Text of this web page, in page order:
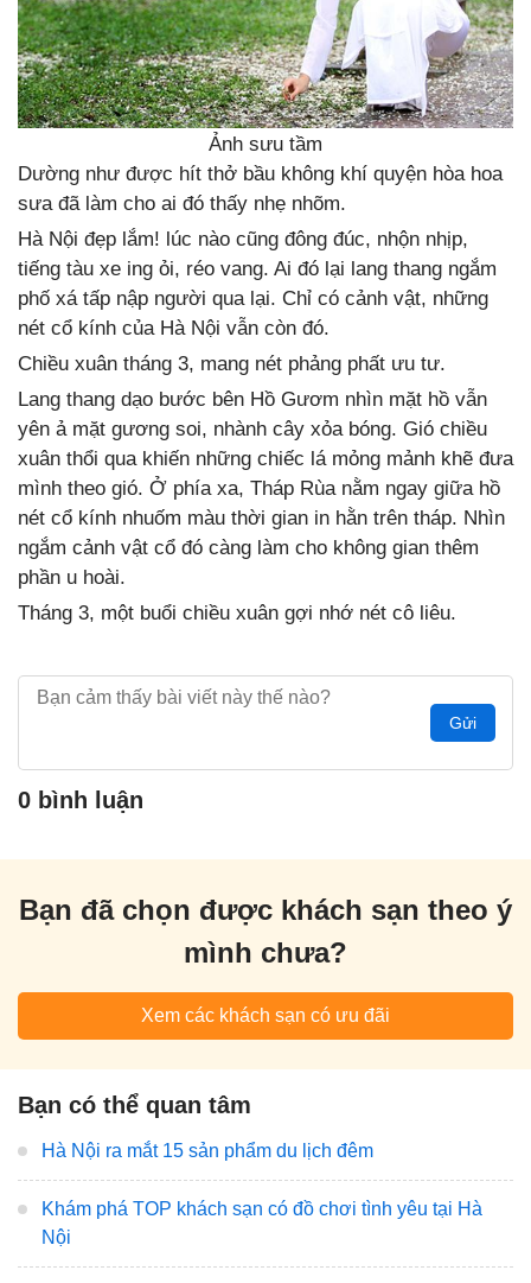
Ảnh sưu tầm
Dường như được hít thở bầu không khí quyện hòa hoa
sưa đã làm cho ai đó thấy nhẹ nhõm.
Hà Nội đẹp lắm! lúc nào cũng đông đúc, nhộn nhịp,
tiếng tàu xe ing ỏi, réo vang. Ai đó lại lang thang ngắm
phố xá tấp nập người qua lại. Chỉ có cảnh vật, những
nét cổ kính của Hà Nội vẫn còn đó.
Chiều xuân tháng 3, mang nét phảng phất ưu tư.
Lang thang dạo bước bên Hồ Gươm nhìn mặt hồ vẫn
yên ả mặt gương soi, nhành cây xỏa bóng. Gió chiều
xuân thổi qua khiến những chiếc lá mỏng mảnh khẽ đưa
mình theo gió. Ở phía xa, Tháp Rùa nằm ngay giữa hồ
nét cổ kính nhuốm màu thời gian in hằn trên tháp. Nhìn
ngắm cảnh vật cổ đó càng làm cho không gian thêm
phần u hoài.
Tháng 3, một buổi chiều xuân gợi nhớ nét cô liêu.
Gửi
0 bình luận
Bạn đã chọn được khách sạn theo ý
mình chưa?
Xem các khách sạn có ưu đãi
Bạn có thể quan tâm
Hà Nội ra mắt 15 sản phẩm du lịch đêm
Khám phá TOP khách sạn có đồ chơi tình yêu tại Hà
Nội